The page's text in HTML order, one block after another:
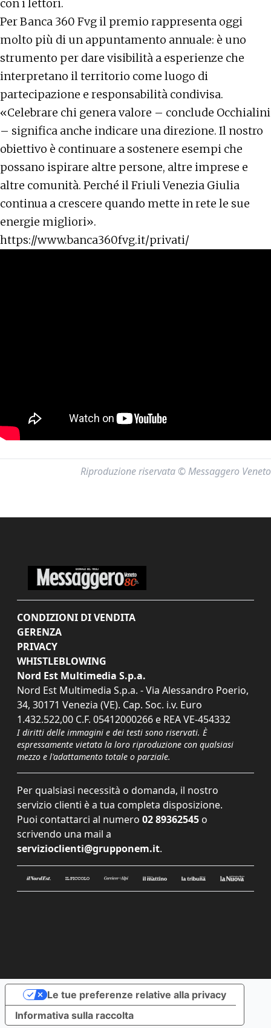
con i lettori.
Per Banca 360 Fvg il premio rappresenta oggi
molto più di un appuntamento annuale: è uno
strumento per dare visibilità a esperienze che
interpretano il territorio come luogo di
partecipazione e responsabilità condivisa.
«Celebrare chi genera valore – conclude Occhialini
– significa anche indicare una direzione. Il nostro
obiettivo è continuare a sostenere esempi che
possano ispirare altre persone, altre imprese e
altre comunità. Perché il Friuli Venezia Giulia
continua a crescere quando mette in rete le sue
energie migliori».
https://www.banca360fvg.it/privati/
Riproduzione riservata © Messaggero Veneto
CONDIZIONI DI VENDITA
GERENZA
PRIVACY
WHISTLEBLOWING
Nord Est Multimedia S.p.a.
Nord Est Multimedia S.p.a. - Via Alessandro Poerio,
34, 30171 Venezia (VE). Cap. Soc. i.v. Euro
1.432.522,00 C.F. 05412000266 e REA VE-454332
I diritti delle immagini e dei testi sono riservati. È
espressamente vietata la loro riproduzione con qualsiasi
mezzo e l'adattamento totale o parziale.
Per qualsiasi necessità o domanda, il nostro
servizio clienti è a tua completa disposizione.
Puoi contattarci al numero 02 89362545 o
scrivendo una mail a
servizioclienti@grupponem.it.
Informativa sulla raccolta
Le tue preferenze relative alla privacy